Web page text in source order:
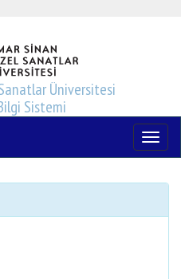
Üniversitesi
Sistemi
Menu